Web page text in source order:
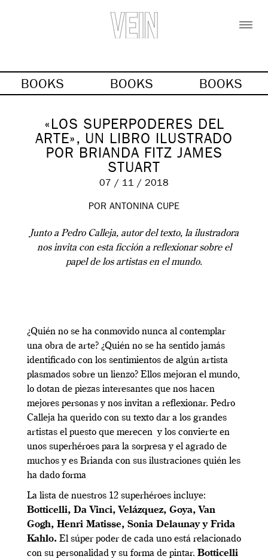
BOOKS BOOKS BOOKS
«LOS SUPERPODERES DEL
ARTE», UN LIBRO ILUSTRADO
POR BRIANDA FITZ JAMES
STUART
07 / 11 / 2018
POR ANTONINA CUPE
Junto a Pedro Calleja, autor del texto, la ilustradora
nos invita con esta ficción a reflexionar sobre el
papel de los artistas en el mundo.
¿Quién no se ha conmovido nunca al contemplar
una obra de arte? ¿Quién no se ha sentido jamás
identificado con los sentimientos de algún artista
plasmados sobre un lienzo? Ellos mejoran el mundo,
lo dotan de piezas interesantes que nos hacen
mejores personas y nos invitan a reflexionar. Pedro
Calleja ha querido con su texto dar a los grandes
artistas el puesto que merecen y los convierte en
unos superhéroes para la sorpresa y el agrado de
muchos y es Brianda con sus ilustraciones quién les
ha dado forma
La lista de nuestros 12 superhéroes incluye:
Botticelli, Da Vinci, Velázquez, Goya, Van
Gogh, Henri Matisse, Sonia Delaunay y Frida
Kahlo. El súper poder de cada uno está relacionado
con su personalidad y su forma de pintar. Botticelli